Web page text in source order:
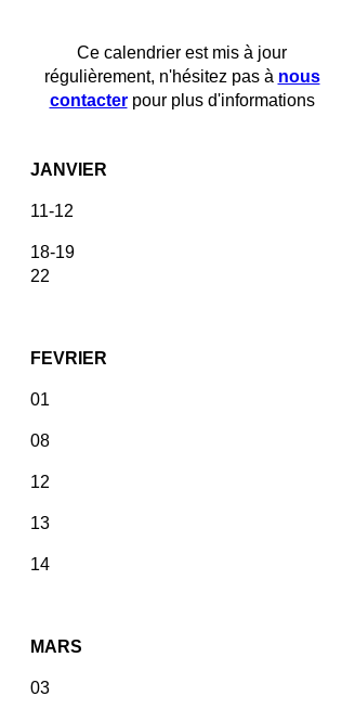
Ce calendrier est mis à jour
régulièrement, n'hésitez pas à nous
contacterpour plus d'informations
JANVIER
11-12
18-19
22
FEVRIER
01
08
12
13
14
MARS
03